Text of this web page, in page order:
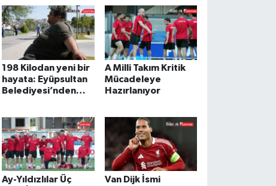
198 Kilodan yeni bir
hayata: Eyüpsultan
Belediyesi’nden
A Milli Takım Kritik
Mücadeleye
Hazırlanıyor
Ay-Yıldızlılar Üç
Van Dijk İsmi